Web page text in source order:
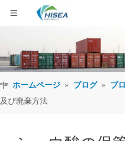
ホームページ » ブログ » ブ
及び廃棄方法